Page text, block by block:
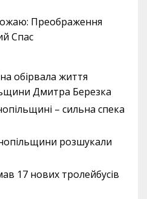
Преображення
Спас
обірвала життя
Дмитра Березка
– сильна спека
розшукали
17 нових тролейбусів